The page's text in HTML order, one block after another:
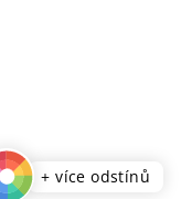
+ více odstínů